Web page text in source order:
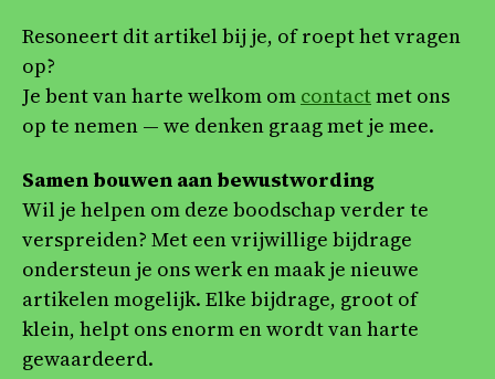
Resoneert dit artikel bij je, of roept het vragen
op?
Je bent van harte welkom om contactmet ons
op te nemen — we denken graag met je mee.
Samen bouwen aan bewustwording
Wil je helpen om deze boodschap verder te
verspreiden? Met een vrijwillige bijdrage
ondersteun je ons werk en maak je nieuwe
artikelen mogelijk. Elke bijdrage, groot of
klein, helpt ons enorm en wordt van harte
gewaardeerd.